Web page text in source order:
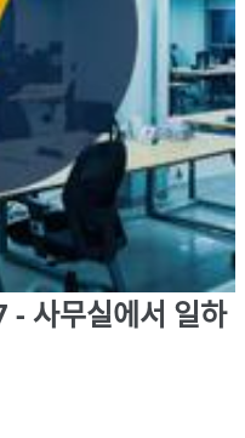
사무실에서 일하